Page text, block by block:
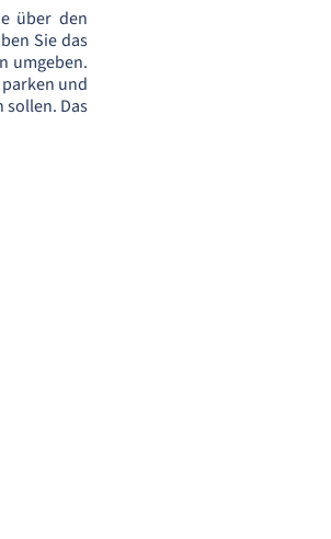
über den
Sie das
umgeben.
und
sollen. Das